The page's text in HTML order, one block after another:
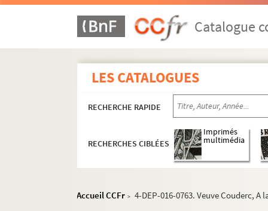
Catalogue
LES CATALOGUES
RECHERCHE RAPIDE
RECHERCHES CIBLÉES
Imprimés
multimédia
Accueil CCFr > 4-DEP-016-0763. Veuve Couderc, A
Mercerie
Chausseurs et marchands de chaussures